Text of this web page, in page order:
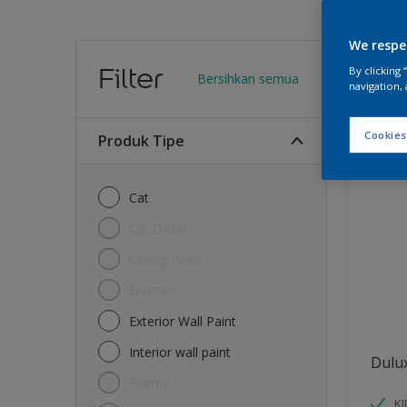
Filter Bersihkan semua
Produk Tipe
Cat
Exterior Wall Paint
Interior wall paint
We
By clicking
navigation,